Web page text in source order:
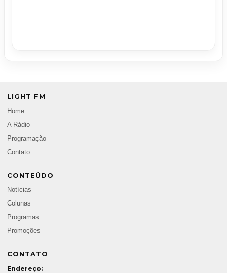
LIGHT FM
Home
A Rádio
Programação
Contato
CONTEÚDO
Notícias
Colunas
Programas
Promoções
CONTATO
Endereço: